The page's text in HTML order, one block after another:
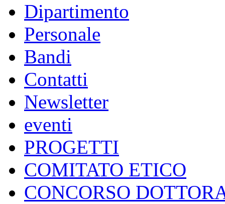
Dipartimento
Personale
Bandi
Contatti
Newsletter
eventi
PROGETTI
COMITATO ETICO
CONCORSO